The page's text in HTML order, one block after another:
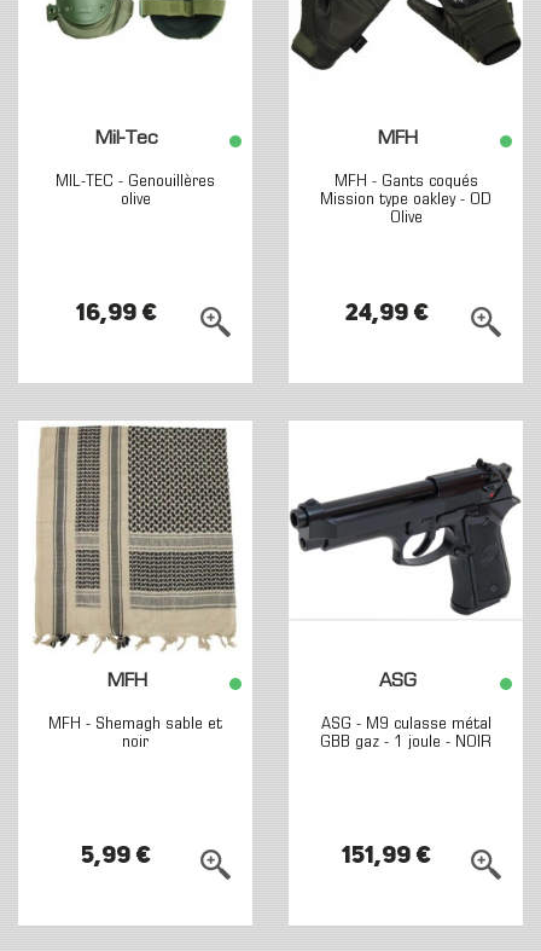
Mil-Tec
MIL-TEC - Genouillères
olive
16,99 €
MFH
MFH - Gants coqués
Mission type oakley - OD
Olive
24,99 €
MFH
MFH - Shemagh sable et
noir
5,99 €
ASG
ASG - M9 culasse métal
GBB gaz - 1 joule - NOIR
151,99 €